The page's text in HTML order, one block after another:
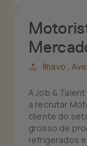
Ílhavo ,
A Job &
a recrutar
cliente do
grosso de
refrigerados